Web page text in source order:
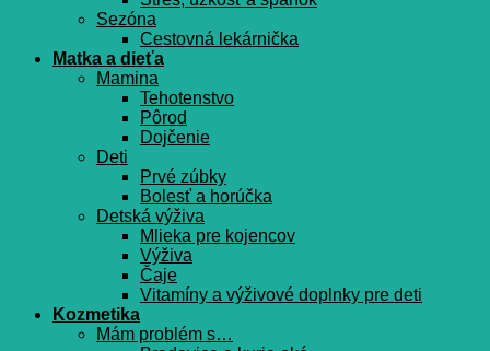
Sezóna
Cestovná lekárnička
Matka a dieťa
Mamina
Tehotenstvo
Pôrod
Dojčenie
Deti
Prvé zúbky
Bolesť a horúčka
Detská výživa
Mlieka pre kojencov
Výživa
Čaje
Vitamíny a výživové doplnky pre deti
Kozmetika
Mám problém s…